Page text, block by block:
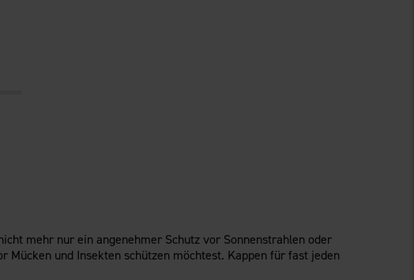
mehr nur ein angenehmer Schutz vor Sonnenstrahlen oder
und Insekten schützen möchtest. Kappen für fast jeden